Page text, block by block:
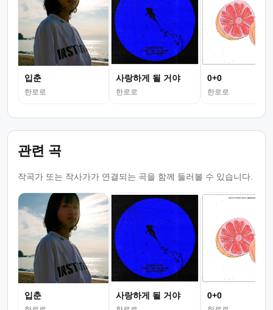
입춘
한로로
사랑하게 될 거야
한로로
0+0
한로로
관련 곡
작곡가 또는 작사가가 연결되는 곡을 함께 둘러볼 수 있습니다.
입춘 사랑하게 될 거야 0+0